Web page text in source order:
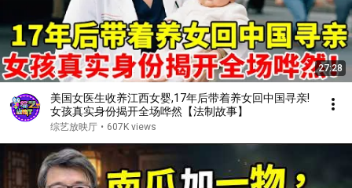
27:28
美国女医生收养江西女婴,17年后带着养女回中国寻亲!
女孩真实身份揭开全场哗然【法制故事】
综艺放映厅 • 607K views